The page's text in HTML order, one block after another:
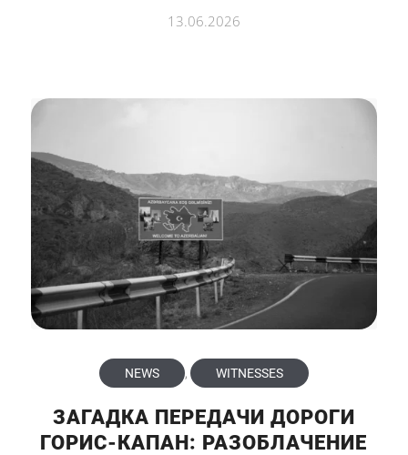
13.06.2026
ЗАГАДКА ПЕРЕДАЧИ ДОРОГИ
ГОРИС-КАПАН: РАЗОБЛАЧЕНИЕ
NEWS , WITNESSES